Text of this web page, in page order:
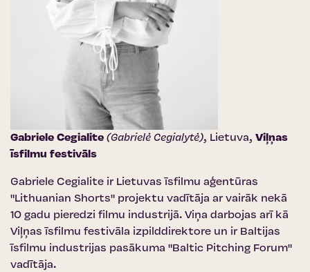
Gabriele Cegialite (Gabrielė Cegialytė), Lietuva, Viļņas
īsfilmu festivāls
Gabriele Cegialite ir Lietuvas īsfilmu aģentūras
"Lithuanian Shorts" projektu vadītāja ar vairāk nekā
10 gadu pieredzi filmu industrijā. Viņa darbojas arī kā
Viļņas īsfilmu festivāla izpilddirektore un ir Baltijas
īsfilmu industrijas pasākuma "Baltic Pitching Forum"
vadītāja.